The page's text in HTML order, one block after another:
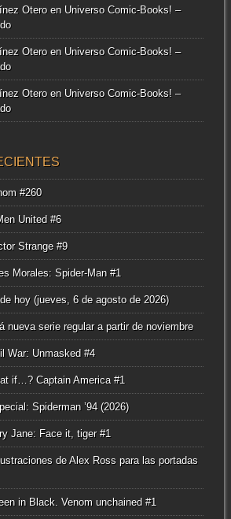
Oteroen Universo Comic-Books! –
Oteroen Universo Comic-Books! –
Oteroen Universo Comic-Books! –
#260
United #6
Strange #9
Morales: Spider-Man #1
hoy (jueves, 6 de agosto de 2026)
nueva serie regular a partir de noviembre
War: Unmasked #4
if…? Captain America #1
Spiderman ’94 (2026)
Jane: Face it, tiger #1
de Alex Ross para las portadas
in Black. Venom unchained #1